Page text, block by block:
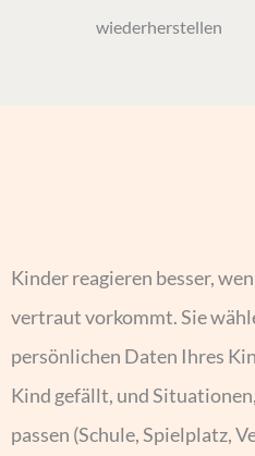
wiederherstellen
Kinder reagieren besser,
vertraut vorkommt. Sie
persönlichen Daten Ihres
Kind gefällt, und
passen (Schule, Spielplatz,